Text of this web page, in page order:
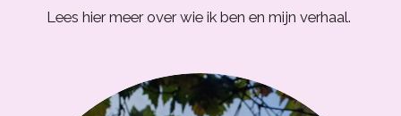
Lees hier meer over wie ik ben en mijn verhaal.